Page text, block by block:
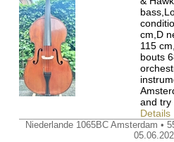
cm,D
115
bouts
and try
Details
Niederlande 1065BC Amsterdam •